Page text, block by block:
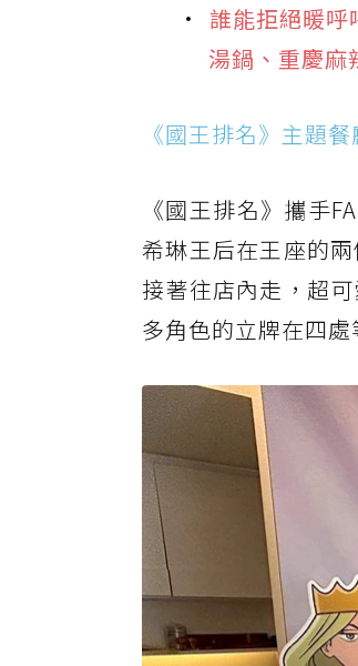
誰能拒絕暖
湯鍋、重慶麻
《國王排名》主題
《國王排名》攜手
希琳王后在王座的
接著往店內走，超
多角色的立牌在四處